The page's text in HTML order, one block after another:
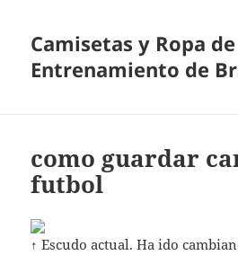
Camisetas y Ropa de
Entrenamiento de
como guardar
futbol
↑ Escudo actual. Ha ido